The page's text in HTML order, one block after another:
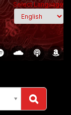
Select Language